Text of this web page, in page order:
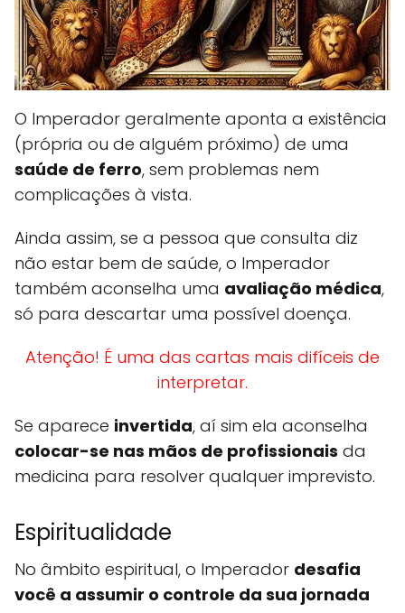
O Imperador geralmente aponta a existência
(própria ou de alguém próximo) de uma
saúde de ferro, sem problemas nem
complicações à vista.
Ainda assim, se a pessoa que consulta diz
não estar bem de saúde, o Imperador
também aconselha uma avaliação médica,
só para descartar uma possível doença.
Atenção! É uma das cartas mais difíceis de
interpretar.
Se aparece invertida, aí sim ela aconselha
colocar-se nas mãos de profissionais da
medicina para resolver qualquer imprevisto.
Espiritualidade
No âmbito espiritual, o Imperador desafia
você a assumir o controle da sua jornada